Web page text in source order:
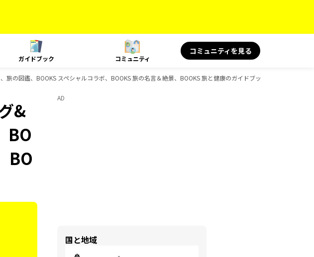
ガイドブック コミュニティ
コミュニティを見る
の図鑑、BOOKS スペシャルコラボ、BOOKS 旅の名言＆絶景、BOOKS 旅と健康のガイドブック一覧
&
BO
BO
AD
国と地域